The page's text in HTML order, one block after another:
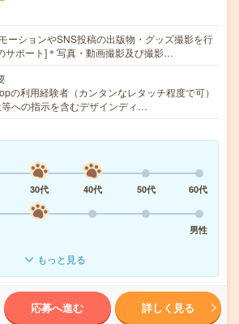
ーションやSNS投稿の出版物・グッズ撮影を行
サポート]＊写真・動画撮影及び撮影…
の利用経験者（カンタンなレタッチ程度で可）
への指示を含むデザインディ…
30代 40代 50代
60代
男性
もっと見る
応募へ進む 詳しく見る